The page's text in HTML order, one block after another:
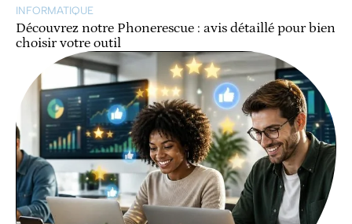
INFORMATIQUE
Découvrez notre Phonerescue : avis détaillé pour bien
choisir votre outil